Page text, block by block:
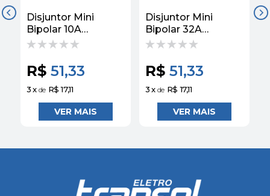
Disjuntor Mini
Bipolar 10A
220/380V Curva C
Siemens
R$ 51,33
3x de R$ 17,11
Disjuntor Mini
Bipolar 32A
220/380V Curva C
Siemens
R$ 51,33
3x de R$ 17,11